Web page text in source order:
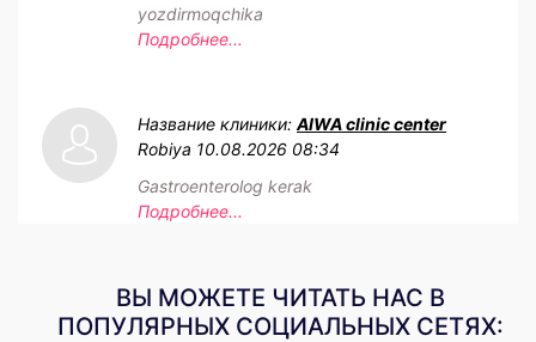
yozdirmoqchika
Подробнее...
Название клиники: AIWA clinic center
Robiya 10.08.2026 08:34
Gastroenterolog kerak
Подробнее...
ВЫ МОЖЕТЕ ЧИТАТЬ НАС В
ПОПУЛЯРНЫХ СОЦИАЛЬНЫХ СЕТЯХ: